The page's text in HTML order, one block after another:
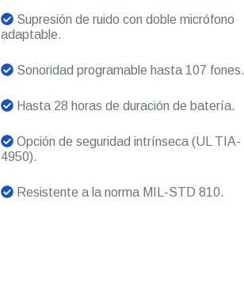
Supresión de ruido con doble micrófono
adaptable.
Sonoridad programable hasta 107 fones.
Hasta 28 horas de duración de batería.
Opción de seguridad intrínseca (UL TIA-
4950).
Resistente a la norma MIL-STD 810.